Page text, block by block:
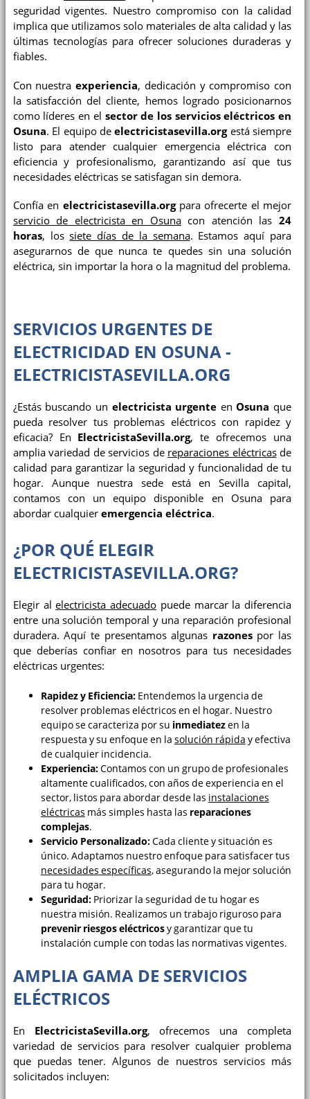
seguridad vigentes. Nuestro compromiso con la calidad
implica que utilizamos solo materiales de alta calidad y las
últimas tecnologías para ofrecer soluciones duraderas y
fiables.
Con nuestraexperiencia, dedicación y compromiso con
la satisfacción del cliente, hemos logrado posicionarnos
como líderes en el sector de los servicios eléctricos en
Osuna. El equipo deelectricistasevilla.orgestá siempre
listo para atender cualquier emergencia eléctrica con
eficiencia y profesionalismo, garantizando así que tus
necesidades eléctricas se satisfagan sin demora.
Confía en electricistasevilla.orgpara ofrecerte el mejor
servicio de electricista en Osunacon atención las 24
horas, lossiete días de la semana. Estamos aquí para
asegurarnos de que nunca te quedes sin una solución
eléctrica, sin importar la hora o la magnitud del problema.
SERVICIOS URGENTES DE
ELECTRICIDAD EN OSUNA -
ELECTRICISTASEVILLA.ORG
¿Estás buscando un electricista urgente enOsuna que
pueda resolver tus problemas eléctricos con rapidez y
eficacia? En ElectricistaSevilla.org, te ofrecemos una
amplia variedad de servicios de reparaciones eléctricasde
calidad para garantizar la seguridad y funcionalidad de tu
hogar. Aunque nuestra sede está en Sevilla capital,
contamos con un equipo disponible en Osuna para
abordar cualquier emergencia eléctrica.
¿POR QUÉ ELEGIR
ELECTRICISTASEVILLA.ORG?
Elegir alelectricista adecuado puede marcar la diferencia
entre una solución temporal y una reparación profesional
duradera. Aquí te presentamos algunas razonespor las
que deberías confiar en nosotros para tus necesidades
eléctricas urgentes:
Rapidez y Eficiencia:Entendemos la urgencia de
resolver problemas eléctricos en el hogar. Nuestro
equipo se caracteriza por su inmediatezen la
respuesta y su enfoque en la solución rápida y efectiva
de cualquier incidencia.
Experiencia:Contamos con un grupo de profesionales
altamente cualificados, con años de experiencia en el
sector, listos para abordar desde las instalaciones
eléctricas más simples hasta las reparaciones
complejas.
Servicio Personalizado:Cada cliente y situación es
único. Adaptamos nuestro enfoque para satisfacer tus
necesidades específicas, asegurando la mejor solución
para tu hogar.
Seguridad:Priorizar la seguridad de tu hogar es
nuestra misión. Realizamos un trabajo riguroso para
prevenir riesgos eléctricosy garantizar que tu
instalación cumple con todas las normativas vigentes.
AMPLIA GAMA DE SERVICIOS
ELÉCTRICOS
En ElectricistaSevilla.org, ofrecemos una completa
variedad de servicios para resolver cualquier problema
que puedas tener. Algunos de nuestros servicios más
solicitados incluyen: